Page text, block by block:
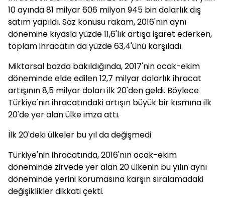
10 ayında 81 milyar 606 milyon 945 bin dolarlık dış
satım yapıldı. Söz konusu rakam, 2016'nın aynı
dönemine kıyasla yüzde 11,6'lık artışa işaret ederken,
toplam ihracatın da yüzde 63,4'ünü karşıladı.
Miktarsal bazda bakıldığında, 2017'nin ocak-ekim
döneminde elde edilen 12,7 milyar dolarlık ihracat
artışının 8,5 milyar doları ilk 20'den geldi. Böylece
Türkiye'nin ihracatındaki artışın büyük bir kısmına ilk
20'de yer alan ülke imza attı.
İlk 20'deki ülkeler bu yıl da değişmedi
Türkiye'nin ihracatında, 2016'nın ocak-ekim
döneminde zirvede yer alan 20 ülkenin bu yılın aynı
döneminde yerini korumasına karşın sıralamadaki
değişiklikler dikkati çekti.